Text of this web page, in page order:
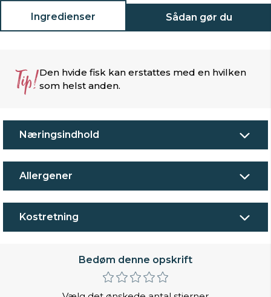
Ingredienser Sådan gør du
Tip!Den hvide fisk kan erstattes med en hvilken
som helst anden.
Næringsindhold
Allergener
Kostretning
Bedøm denne opskrift